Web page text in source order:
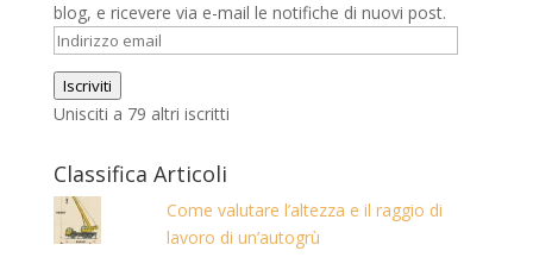
blog, e ricevere via e-mail le notifiche di nuovi post.
Indirizzo
email
Iscriviti
Unisciti a 79 altri iscritti
Classifica Articoli
Come valutare l’altezza e il raggio di
lavoro di un’autogrù